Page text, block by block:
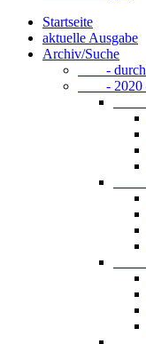
Startseite
aktuelle Ausgabe
Archiv/Suche
-
- 2020
-
-
-